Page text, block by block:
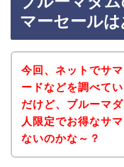
マーセールは
今回、ネットでサ
ードなどを調べて
だけど、ブルーマ
人限定でお得なサ
ないのかな～？